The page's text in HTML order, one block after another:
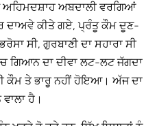
ਅਬਦਾਲੀ ਵਰਗਿਆਂ
ਦਾਅਵੇ ਕੀਤੇ ਗਏ, ਪ੍ਰੰਤੂ ਕੌਮ ਦੂਣ-
ਸੀ, ਗੁਰਬਾਣੀ ਦਾ ਸਹਾਰਾ ਸੀ
ਗਿਆਨ ਦਾ ਦੀਵਾ ਲਟ-ਲਟ ਜੱਗਦਾ
ਕੌਮ ਤੇ ਭਾਰੂ ਨਹੀਂ ਹੋਇਆ। ਅੱਜ ਦਾ
ਹੈ।